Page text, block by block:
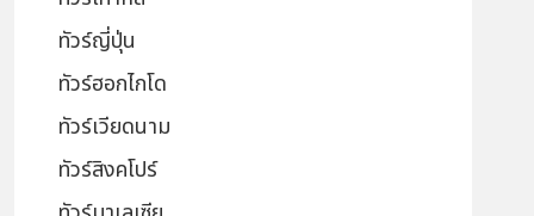
ทัวร์ญี่ปุ่น
ทัวร์ฮอกไกโด
ทัวร์เวียดนาม
ทัวร์สิงคโปร์